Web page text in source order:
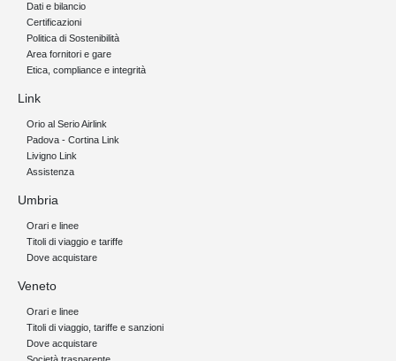
Dati e bilancio
Certificazioni
Politica di Sostenibilità
Area fornitori e gare
Etica, compliance e integrità
Link
Orio al Serio Airlink
Padova - Cortina Link
Livigno Link
Assistenza
Umbria
Orari e linee
Titoli di viaggio e tariffe
Dove acquistare
Veneto
Orari e linee
Titoli di viaggio, tariffe e sanzioni
Dove acquistare